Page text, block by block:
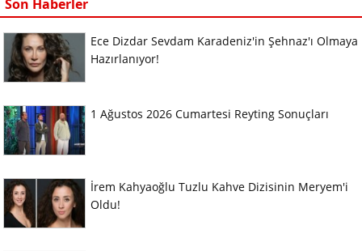
Son Haberler
Ece Dizdar Sevdam Karadeniz'in Şehnaz'ı Olmaya
Hazırlanıyor!
1 Ağustos 2026 Cumartesi Reyting Sonuçları
İrem Kahyaoğlu Tuzlu Kahve Dizisinin Meryem'i
Oldu!